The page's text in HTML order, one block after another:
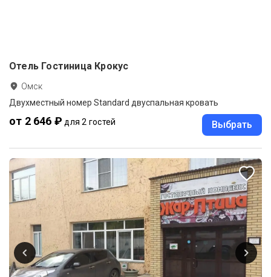
Отель Гостиница Крокус
Омск
Двухместный номер Standard двуспальная кровать
от 2 646 ₽ для 2 гостей Выбрать